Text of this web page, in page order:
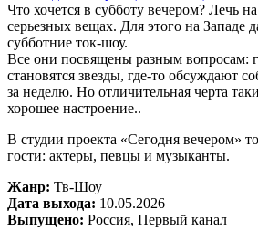
Что хочется в субботу вечером? Лечь
серьезных вещах. Для этого на Западе
субботние ток-шоу.
Все они посвящены разным вопросам:
становятся звезды, где-то обсуждают
за неделю. Но отличительная черта
хорошее настроение..
В студии проекта «Сегодня вечером»
гости: актеры, певцы и музыканты.
Жанр: Тв-Шоу
Дата выхода: 10.05.2026
Выпущено: Россия, Первый канал